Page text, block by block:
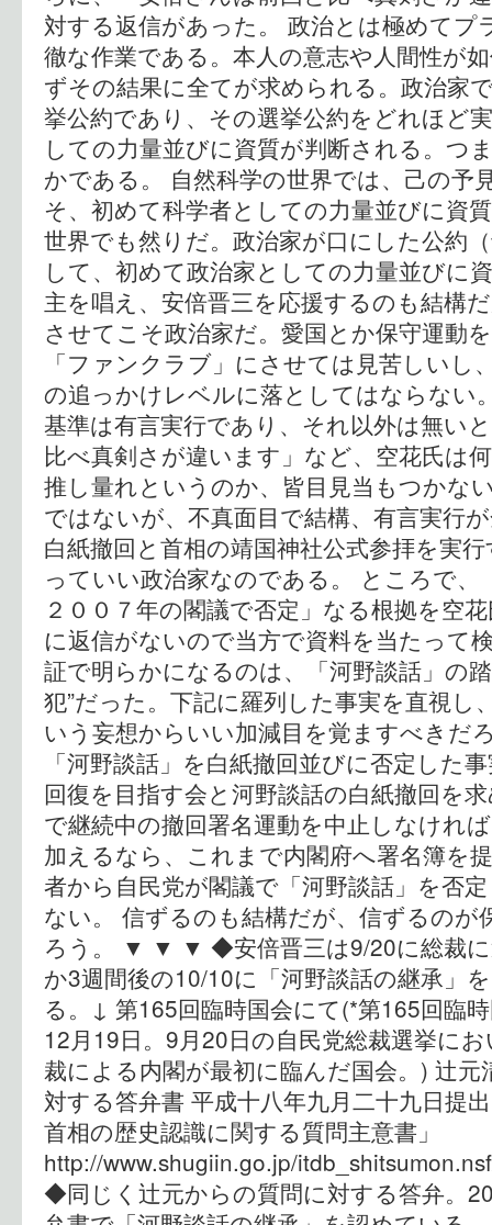
対する返信があった。 政治とは極めてプ
徹な作業である。本人の意志や人間性が
ずその結果に全てが求められる。政治家
挙公約であり、その選挙公約をどれほど
しての力量並びに資質が判断される。つ
かである。 自然科学の世界では、己の予
そ、初めて科学者としての力量並びに資
世界でも然りだ。政治家が口にした公約
して、初めて政治家としての力量並びに
主を唱え、安倍晋三を応援するのも結構
させてこそ政治家だ。愛国とか保守運動
「ファンクラブ」にさせては見苦しいし
の追っかけレベルに落としてはならない
基準は有言実行であり、それ以外は無い
比べ真剣さが違います」など、空花氏は
推し量れというのか、皆目見当もつかな
ではないが、不真面目で結構、有言実行
白紙撤回と首相の靖国神社公式参拝を実
っていい政治家なのである。 ところで、
２００７年の閣議で否定」なる根拠を空
に返信がないので当方で資料を当たって
証で明らかになるのは、「河野談話」の
犯”だった。下記に羅列した事実を直視し
いう妄想からいい加減目を覚ますべきだ
「河野談話」を白紙撤回並びに否定した
回復を目指す会と河野談話の白紙撤回を
で継続中の撤回署名運動を中止しなけれ
加えるなら、これまで内閣府へ署名簿を
者から自民党が閣議で「河野談話」を否
ない。 信ずるのも結構だが、信ずるのが
ろう。 ▼ ▼ ▼ ◆安倍晋三は9/20に総裁に
か3週間後の10/10に「河野談話の継承」
る。↓ 第165回臨時国会にて(*第165回臨
12月19日。9月20日の自民党総裁選挙に
裁による内閣が最初に臨んだ国会。) 辻
対する答弁書 平成十八年九月二十九日
首相の歴史認識に関する質問主意書」
http://www.shugiin.go.jp/
◆同じく辻元からの質問に対する答弁。